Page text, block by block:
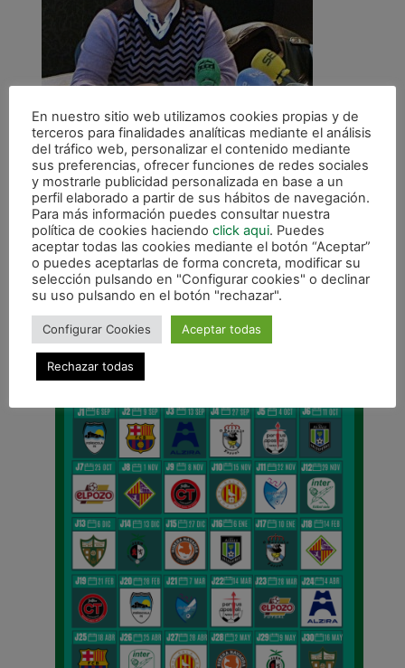
ANTERIOR
Desayuno de Tatono Arregui con periodistas navarros
CALENDARIO DE LIGA
En nuestro sitio web utilizamos cookies propias y de
terceros para finalidades analíticas mediante el análisis
del tráfico web, personalizar el contenido mediante
sus preferencias, ofrecer funciones de redes sociales
y mostrarle publicidad personalizada en base a un
perfil elaborado a partir de sus hábitos de navegación.
Para más información puedes consultar nuestra
política de cookies haciendo click aqui. Puedes
aceptar todas las cookies mediante el botón “Aceptar”
o puedes aceptarlas de forma concreta, modificar su
selección pulsando en "Configurar cookies" o declinar
su uso pulsando en el botón "rechazar".
Configurar Cookies Aceptar todas
Rechazar todas